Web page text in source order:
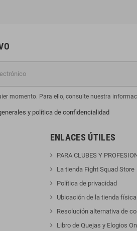
momento. Para ello, consulte nuestra
y política de confidencialidad
ENLACES ÚTILES
PARA CLUBES Y
La tienda Fight Squad Store
Política de privacidad
Ubicación de la tienda física
Resolución alternativa de
Libro de Quejas y Elogios